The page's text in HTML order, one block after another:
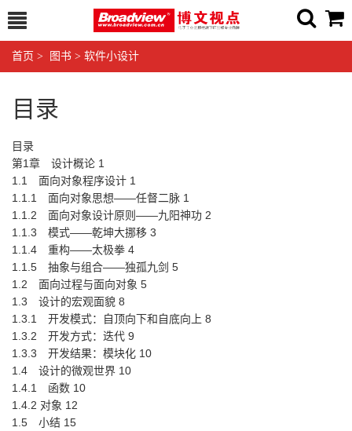
首页 > 图书 > 软件小设计
目录
目录
第1章 设计概论 1
1.1 面向对象程序设计 1
1.1.1 面向对象思想——任督二脉 1
1.1.2 面向对象设计原则——九阳神功 2
1.1.3 模式——乾坤大挪移 3
1.1.4 重构——太极拳 4
1.1.5 抽象与组合——独孤九剑 5
1.2 面向过程与面向对象 5
1.3 设计的宏观面貌 8
1.3.1 开发模式：自顶向下和自底向上 8
1.3.2 开发方式：迭代 9
1.3.3 开发结果：模块化 10
1.4 设计的微观世界 10
1.4.1 函数 10
1.4.2 对象 12
1.5 小结 15